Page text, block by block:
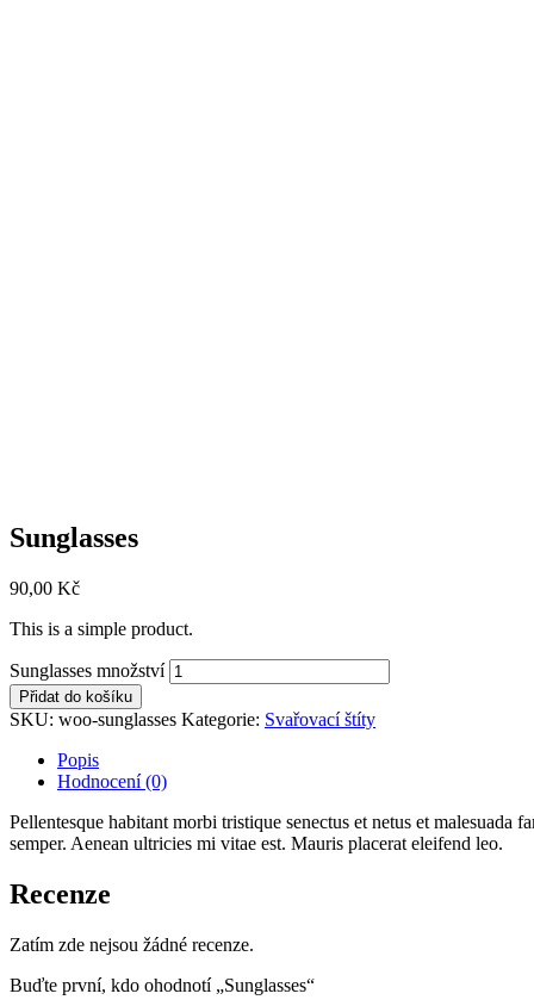
Sunglasses
90,00 Kč
This is a simple product.
Sunglasses množství
Přidat do košíku
SKU: woo-sunglasses Kategorie: Svařovací štíty
Popis
Hodnocení (0)
Pellentesque habitant morbi tristique senectus et netus et malesuada
semper. Aenean ultricies mi vitae est. Mauris placerat eleifend leo.
Recenze
Zatím zde nejsou žádné recenze.
Buďte první, kdo ohodnotí „Sunglasses“